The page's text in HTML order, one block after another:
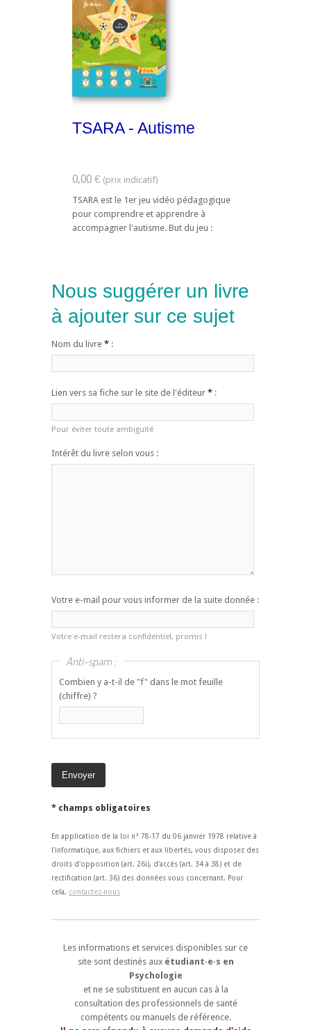
TSARA - Autisme
0,00 €
TSARA est le 1er jeu vidéo pédagogique
pour comprendre et apprendre à
accompagner l'autisme. But du jeu :
Nous suggérer un livre
à ajouter sur ce sujet
Nom du livre * :
Lien vers sa fiche sur le site de l'éditeur * :
Pour éviter toute ambiguïté
Intérêt du livre selon vous :
Votre e-mail pour vous informer de la suite donnée :
Votre e-mail restera confidentiel, promis !
Anti-spam :
Combien y a-t-il de "f" dans le mot feuille
(chiffre) ?
* champs obligatoires
En application de la loi n° 78-17 du 06 janvier 1978 relative à
l'informatique, aux fichiers et aux libertés, vous disposez des
droits d'opposition (art. 26i), d'accès (art. 34 à 38) et de
rectification (art. 36) des données vous concernant. Pour
cela, contactez-nous
Les informations et services disponibles sur ce
site sont destinés aux étudiant·e·s en
Psychologie
et ne se substituent en aucun cas à la
consultation des professionnels de santé
compétents ou manuels de référence.